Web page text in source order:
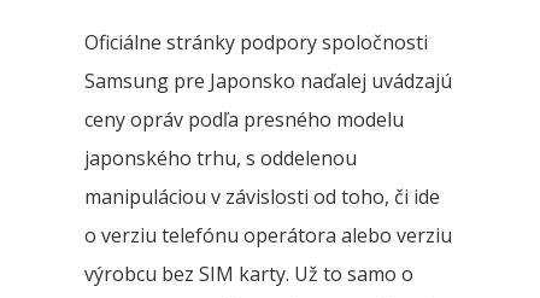
Oficiálne stránky podpory spoločnosti
Samsung pre Japonsko naďalej uvádzajú
ceny opráv podľa presného modelu
japonského trhu, s oddelenou
manipuláciou v závislosti od toho, či ide
o verziu telefónu operátora alebo verziu
výrobcu bez SIM karty. Už to samo o